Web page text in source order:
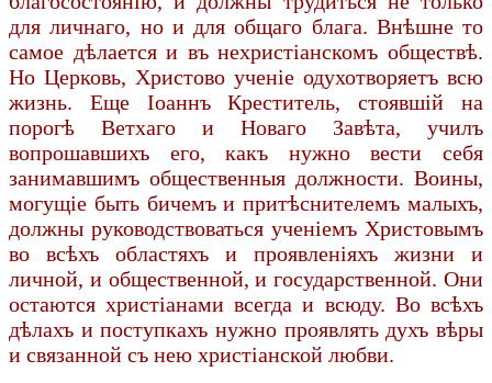
для личнаго, но и для общаго блага. Внѣшне то
самое дѣлается и въ нехристіанскомъ обществѣ.
Но Церковь, Христово ученіе одухотворяетъ всю
жизнь. Еще Іоаннъ Креститель, стоявшій на
порогѣ Ветхаго и Новаго Завѣта, училъ
вопрошавшихъ его, какъ нужно вести себя
занимавшимъ общественныя должности. Воины,
могущіе быть бичемъ и притѣснителемъ малыхъ,
должны руководствоваться ученіемъ Христовымъ
во всѣхъ областяхъ и проявленіяхъ жизни и
личной, и общественной, и государственной. Они
остаются христіанами всегда и всюду. Во всѣхъ
дѣлахъ и поступкахъ нужно проявлять духъ вѣры
и связанной съ нею христіанской любви.